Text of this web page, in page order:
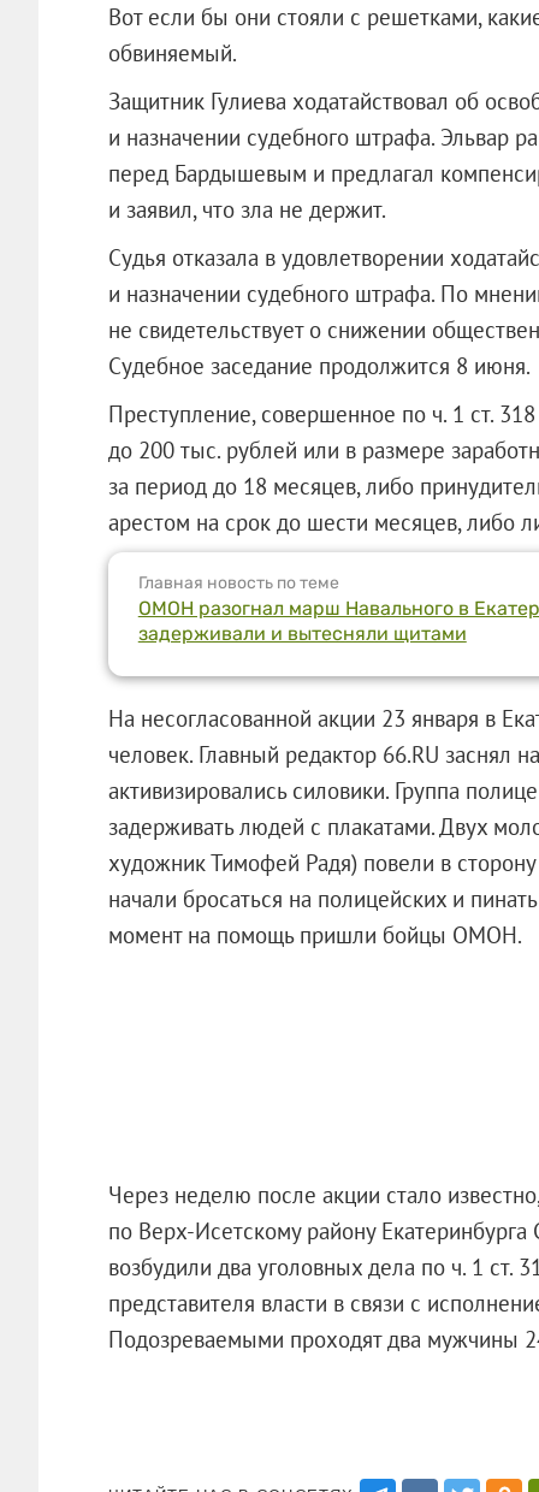
Вот если бы они стояли с решетками,
обвиняемый.
Защитник Гулиева ходатайствовал об
и назначении судебного штрафа. Эльвар
перед Бардышевым и предлагал
и заявил, что зла не держит.
Судья отказала в удовлетворении
и назначении судебного штрафа. По
не свидетельствует о снижении
Судебное заседание продолжится 8 июня.
Преступление, совершенное по ч. 1 ст.
до 200 тыс. рублей или в размере
за период до 18 месяцев, либо
арестом на срок до шести месяцев, либо
Главная новость по теме
ОМОН разогнал марш Навального в
задерживали и вытесняли щитами
На несогласованной акции 23 января в
человек. Главный редактор 66.RU заснял
активизировались силовики. Группа
задерживать людей с плакатами. Двух
художник Тимофей Радя) повели в
начали бросаться на полицейских и
момент на помощь пришли бойцы ОМОН.
Через неделю после акции стало
по Верх-Исетскому району
возбудили два уголовных дела по ч. 1
представителя власти в связи с
Подозреваемыми проходят два мужчины